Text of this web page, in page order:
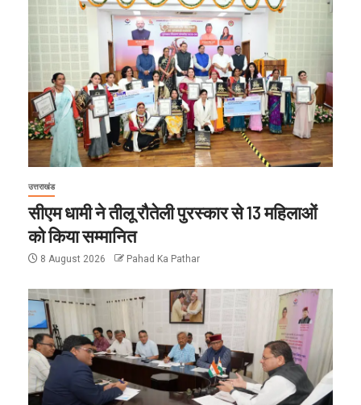
उत्तराखंड
सीएम धामी ने तीलू रौतेली पुरस्कार से 13 महिलाओं
को किया सम्मानित
8 August 2026 Pahad Ka Pathar